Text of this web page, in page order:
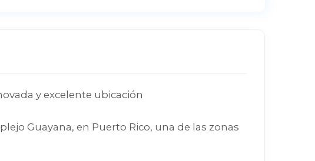
y excelente ubicación
Guayana, en Puerto Rico, una de las zonas